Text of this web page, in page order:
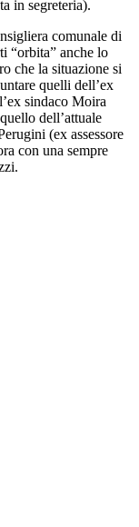
in segreteria).
comunale di
“orbita” anche lo
che la situazione si
quelli dell’ex
sindaco Moira
dell’attuale
(ex assessore
con una sempre